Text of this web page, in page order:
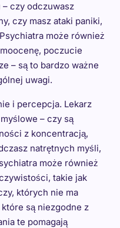
czy odczuwasz
czy masz ataki paniki,
może również
poczucie
– są to bardzo ważne
uwagi.
i percepcja. Lekarz
– czy są
z koncentracją,
natrętnych myśli,
może również
takie jak
których nie ma
są niezgodne z
te pomagają